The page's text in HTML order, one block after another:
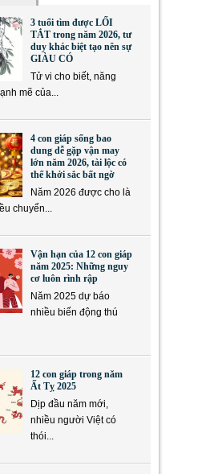
3 tuổi tìm được LỐI
TẮT trong năm 2026, tư
duy khác biệt tạo nên sự
GIÀU CÓ
Tử vi cho biết, năng
mẽ của...
4 con giáp sống bao
dung dễ gặp vận may
lớn năm 2026, tài lộc có
thể khởi sắc bất ngờ
Năm 2026 được cho là
chuyển...
Vận hạn của 12 con giáp
năm 2025: Những nguy
cơ luôn rình rập
Năm 2025 dự báo
nhiều biến động thú
12 con giáp trong năm
Ất Tỵ 2025
Dịp đầu năm mới,
nhiều người Việt có
thói...